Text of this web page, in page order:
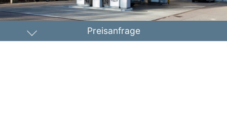
Preisanfrage